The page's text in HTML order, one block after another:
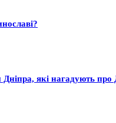
які нагадують про